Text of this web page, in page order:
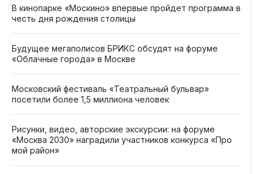
В кинопарке «Москино» впервые пройдет программа в
честь дня рождения столицы
Будущее мегаполисов БРИКС обсудят на форуме
«Облачные города» в Москве
Московский фестиваль «Театральный бульвар»
посетили более 1,5 миллиона человек
Рисунки, видео, авторские экскурсии: на форуме
«Москва 2030» наградили участников конкурса «Про
мой район»